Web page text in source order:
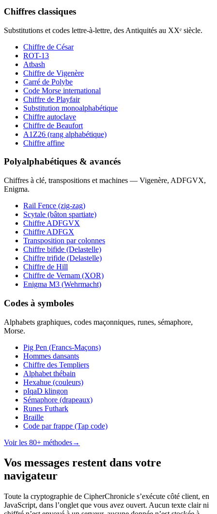
Chiffres classiques
Substitutions et codes lettre-à-lettre, des Antiquités au XXᵉ siècle.
Chiffre de César
ROT-13
Atbash
Chiffre de Vigenère
Carré de Polybe
Code Morse international
Chiffre de Playfair
Substitution monoalphabétique
Chiffre autoclave
Chiffre de Beaufort
A1Z26 (rang alphabétique)
Chiffre affine
Polyalphabétiques & avancés
Chiffres à clé, transpositions et machines — Vigenère, ADFGVX,
Enigma.
Rail Fence (zig-zag)
Scytale (bâton spartiate)
Chiffre ADFGVX
Chiffre ADFGX
Transposition par colonnes
Chiffre bifide (Delastelle)
Chiffre trifide (Delastelle)
Chiffre de Hill
Chiffre de Vernam (XOR)
Enigma M3 (Wehrmacht)
Codes à symboles
Alphabets graphiques, codes maçonniques, runes, sémaphore,
Morse.
Pig Pen (Francs-Maçons)
Hommes dansants
Chiffre des Templiers
Alphabet thébain
Hexahue (couleurs)
pIqaD klingon
Sémaphore (drapeaux)
Runes Futhark
Braille
Code par frappe (Tap code)
Voir les 80+ méthodes→
Vos messages restent dans votre
navigateur
Toute la cryptographie de CipherChronicle s’exécute côté client, en
JavaScript, dans l’onglet que vous avez ouvert. Aucun texte clair ni